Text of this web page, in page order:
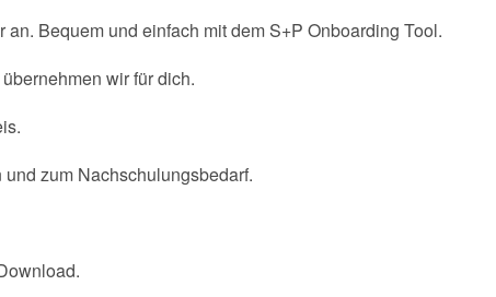
Bequem und einfach mit dem S+P Onboarding Tool.
wir für dich.
zum Nachschulungsbedarf.